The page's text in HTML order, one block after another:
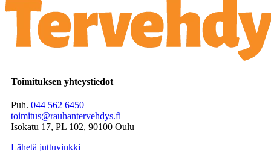
Toimituksen yhteystiedot
Puh. 044 562 6450
toimitus@rauhantervehdys.fi
Isokatu 17, PL 102, 90100 Oulu
Lähetä juttuvinkki